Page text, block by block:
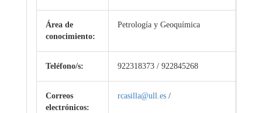
Área de
conocimiento:
Petrología y Geoquímica
Teléfono/s: 922318373 / 922845268
Correos
electrónicos:
rcasilla@ull.es /